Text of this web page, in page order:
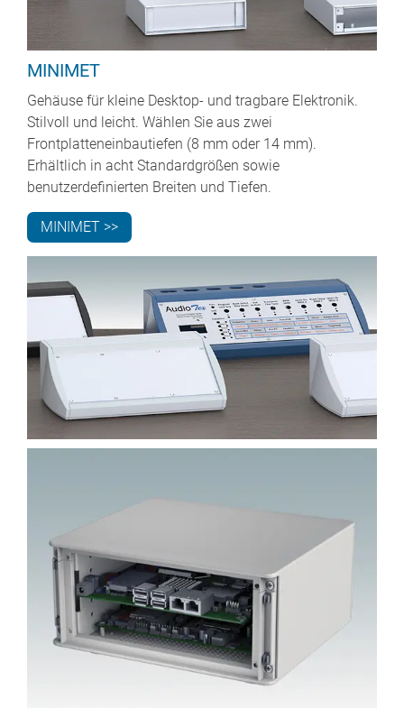
MINIMET
Gehäuse für kleine Desktop- und tragbare Elektronik.
Stilvoll und leicht. Wählen Sie aus zwei
Frontplatteneinbautiefen (8 mm oder 14 mm).
Erhältlich in acht Standardgrößen sowie
benutzerdefinierten Breiten und Tiefen.
MINIMET >>